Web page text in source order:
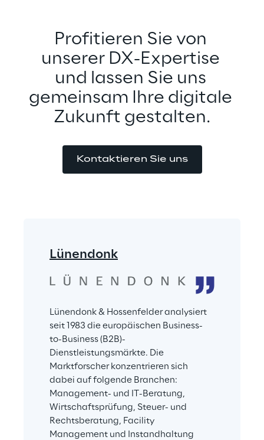
Profitieren Sie von
unserer DX-Expertise
und lassen Sie uns
gemeinsam Ihre digitale
Zukunft gestalten.
Kontaktieren Sie uns
Lünendonk
Lünendonk & Hossenfelder analysiert
seit 1983 die europäischen Business-
to-Business (B2B)-
Dienstleistungsmärkte. Die
Marktforscher konzentrieren sich
dabei auf folgende Branchen:
Management- und IT-Beratung,
Wirtschaftsprüfung, Steuer- und
Rechtsberatung, Facility
Management und Instandhaltung